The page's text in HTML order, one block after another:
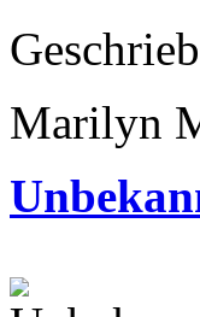
Marilyn